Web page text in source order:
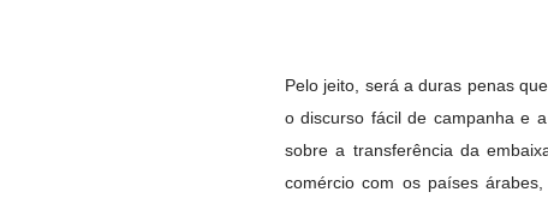
Pelo jeito, será a duras penas
o discurso fácil de campanha e
sobre a transferência da
comércio com os países